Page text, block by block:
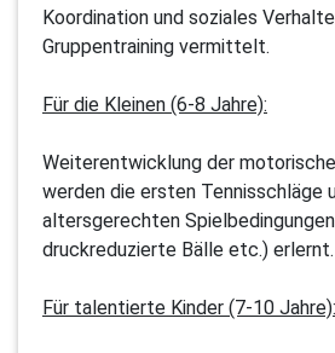
Koordination und soziales
Gruppentraining vermittelt.
Für die Kleinen (6-8 Jahre):
Weiterentwicklung der
werden die ersten Tennisschläge
altersgerechten
druckreduzierte Bälle etc.) erlernt.
Für talentierte Kinder (7-10 Jahre):